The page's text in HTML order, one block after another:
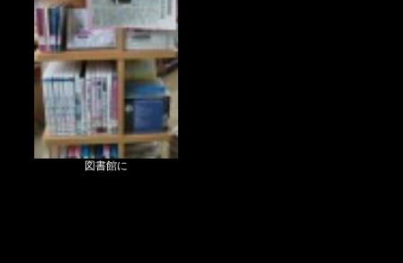
図書館に